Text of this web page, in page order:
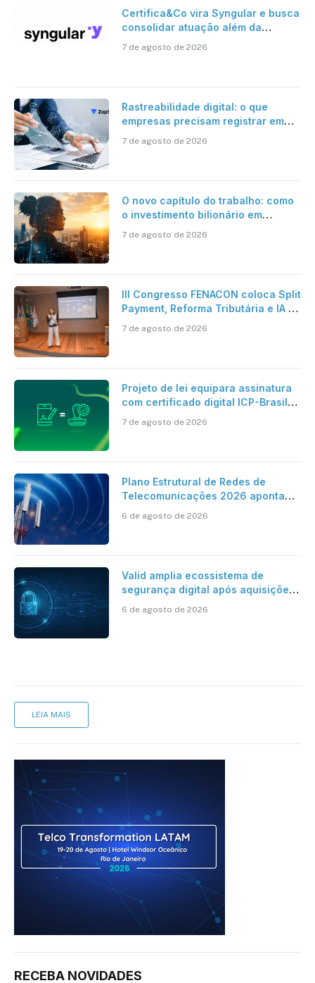
Certifica&Co vira Syngular e busca
consolidar atuação além da
7 de agosto de 2026
Rastreabilidade digital: o que
empresas precisam registrar em
7 de agosto de 2026
O novo capítulo do trabalho: como
o investimento bilionário em
verdadeira era da inteligência
7 de agosto de 2026
III Congresso FENACON coloca Split
Payment, Reforma Tributária e IA no
7 de agosto de 2026
Projeto de lei equipara assinatura
com certificado digital ICP-Brasil
cartório
7 de agosto de 2026
Plano Estrutural de Redes de
Telecomunicações 2026 aponta
mantém desafio
6 de agosto de 2026
Valid amplia ecossistema de
segurança digital após aquisições
6 de agosto de 2026
LEIA MAIS
RECEBA NOVIDADES